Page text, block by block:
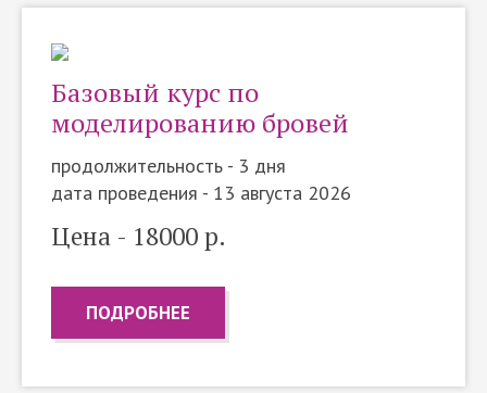
Базовый курс по
моделированию бровей
продолжительность - 3 дня
дата проведения - 13 августа 2026
Цена - 18000 р.
ПОДРОБНЕЕ